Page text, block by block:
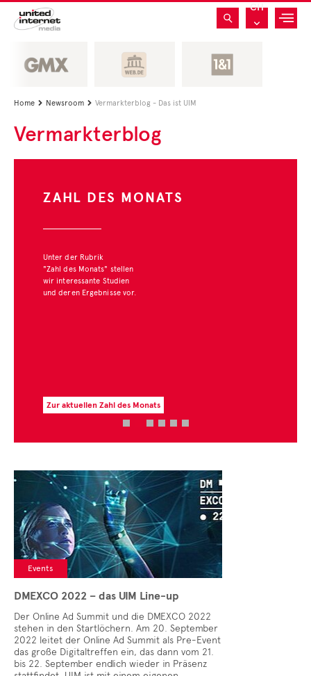
CH
Home  Newsroom  Vermarkterblog - Das ist UIM
Vermarkterblog
ZAHL DES MONATS
Unter der Rubrik
"Zahl des Monats" stellen
wir interessante Studien
und deren Ergebnisse vor.
Zur aktuellen Zahl des Monats
Events
DMEXCO 2022 – das UIM Line-up
Der Online Ad Summit und die DMEXCO 2022
stehen in den Startlöchern. Am 20. September
2022 leitet der Online Ad Summit als Pre-Event
das große Digitaltreffen ein, das dann vom 21.
bis 22. September endlich wieder in Präsenz